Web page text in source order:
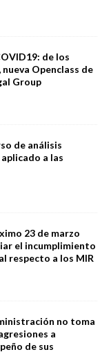
de los
Openclass de
Group
de análisis
a las
23 de marzo
el incumplimiento
respecto a los MIR
no toma
a
de sus